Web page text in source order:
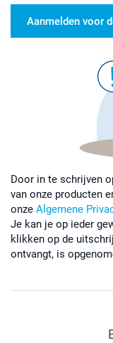
Aanmelden voor
Door in te schrijven
van onze producten
onze Algemene
Je kan je op ieder
klikken op de
ontvangt, is